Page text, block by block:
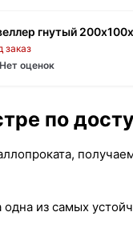
гнутый
заказ
Нет оценок
по
из самых